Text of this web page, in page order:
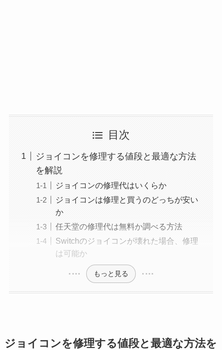
目次
ジョイコンを修理する値段と最適な方法
を解説
ジョイコンの修理代はいくらか
ジョイコンは修理と買うのどっちが安い
か
任天堂の修理代は無料か調べる方法
Switchのジョイコンが壊れた場合、修理
は可能か
もっと見る
ジョイコンを修理する値段と最適な方法を